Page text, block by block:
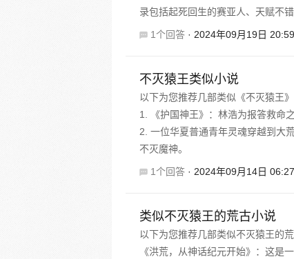
录包括起死回生的赛亚人、天赋不
1个回答 · 2024年09月19日 20:59
不灭猿王类似小说
以下为您推荐几部类似《不灭猿王》
1. 《护国神王》：林浩为报答救命
2. 一位华夏普通青年灵魂穿越到大
不灭魔神。
1个回答 · 2024年09月14日 06:27
类似不灭猿王的荒古小说
以下为您推荐几部类似不灭猿王的荒
《洪荒，从神话纪元开始》：这是